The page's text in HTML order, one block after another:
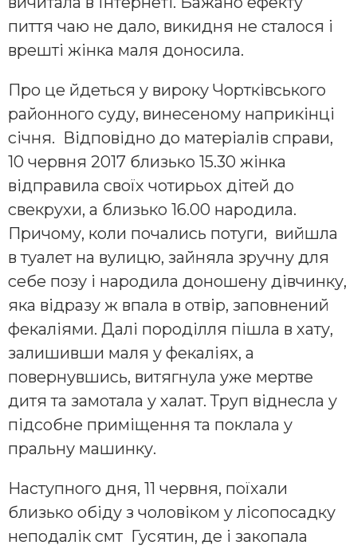
пиття чаю не дало, викидня не сталося і
врешті жінка маля доносила.
Про це йдеться у вироку Чортківського
районного суду, винесеному наприкінці
січня. Відповідно до матеріалів справи,
10 червня 2017 близько 15.30 жінка
відправила своїх чотирьох дітей до
свекрухи, а близько 16.00 народила.
Причому, коли почались потуги, вийшла
в туалет на вулицю, зайняла зручну для
себе позу і народила доношену дівчинку,
яка відразу ж впала в отвір, заповнений
фекаліями. Далі породілля пішла в хату,
залишивши маля у фекаліях, а
повернувшись, витягнула уже мертве
дитя та замотала у халат. Труп віднесла у
підсобне приміщення та поклала у
пральну машинку.
Наступного дня, 11 червня, поїхали
близько обіду з чоловіком у лісопосадку
неподалік смт Гусятин, де і закопала